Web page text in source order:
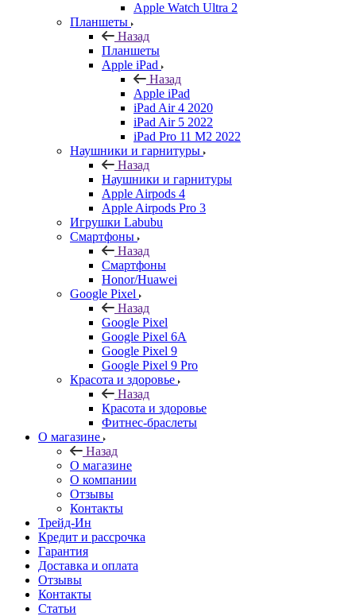
Apple Watch Ultra 2
Планшеты
Назад
Планшеты
Apple iPad
Назад
Apple iPad
iPad Air 4 2020
iPad Air 5 2022
iPad Pro 11 M2 2022
Наушники и гарнитуры
Назад
Наушники и гарнитуры
Apple Airpods 4
Apple Airpods Pro 3
Игрушки Labubu
Смартфоны
Назад
Смартфоны
Honor/Huawei
Google Pixel
Назад
Google Pixel
Google Pixel 6A
Google Pixel 9
Google Pixel 9 Pro
Красота и здоровье
Назад
Красота и здоровье
Фитнес-браслеты
О магазине
Назад
О магазине
О компании
Отзывы
Контакты
Трейд-Ин
Кредит и рассрочка
Гарантия
Доставка и оплата
Отзывы
Контакты
Статьи